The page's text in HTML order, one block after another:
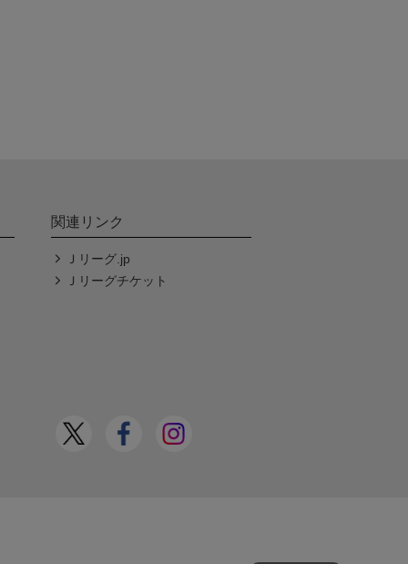
関連リンク
Ｊリーグ.jp
Ｊリーグチケット